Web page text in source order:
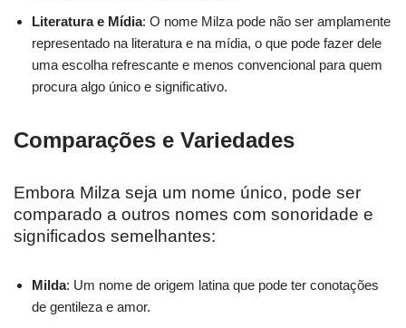
Literatura e Mídia: O nome Milza pode não ser amplamente
representado na literatura e na mídia, o que pode fazer dele
uma escolha refrescante e menos convencional para quem
procura algo único e significativo.
Comparações e Variedades
Embora Milza seja um nome único, pode ser
comparado a outros nomes com sonoridade e
significados semelhantes:
Milda: Um nome de origem latina que pode ter conotações
de gentileza e amor.